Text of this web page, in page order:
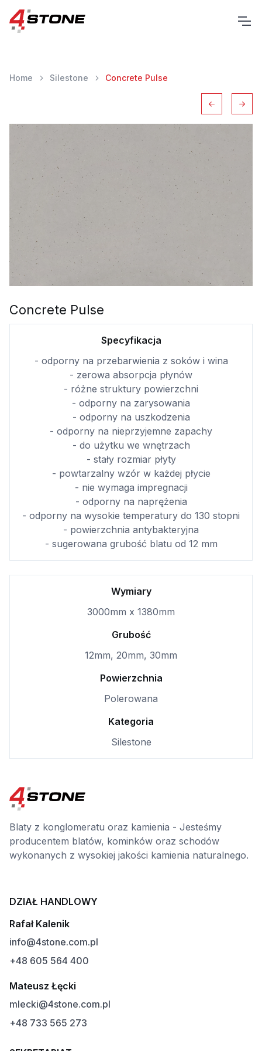
Home Silestone Concrete Pulse
Concrete Pulse
Specyfikacja
- odporny na przebarwienia z soków i wina
- zerowa absorpcja płynów
- różne struktury powierzchni
- odporny na zarysowania
- odporny na uszkodzenia
- odporny na nieprzyjemne zapachy
- do użytku we wnętrzach
- stały rozmiar płyty
- powtarzalny wzór w każdej płycie
- nie wymaga impregnacji
- odporny na naprężenia
- odporny na wysokie temperatury do 130 stopni
- powierzchnia antybakteryjna
- sugerowana grubość blatu od 12 mm
Wymiary
3000mm x 1380mm
Grubość
12mm, 20mm, 30mm
Powierzchnia
Polerowana
Kategoria
Silestone
Blaty z konglomeratu oraz kamienia - Jesteśmy
producentem blatów, kominków oraz schodów
wykonanych z wysokiej jakości kamienia naturalnego.
DZIAŁ HANDLOWY
Rafał Kalenik
info@4stone.com.pl
+48 605 564 400
Mateusz Łęcki
mlecki@4stone.com.pl
+48 733 565 273